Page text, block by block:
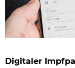
Digitaler